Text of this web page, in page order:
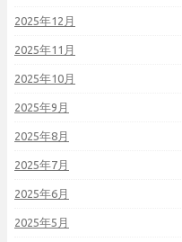
2025年12月
2025年11月
2025年10月
2025年9月
2025年8月
2025年7月
2025年6月
2025年5月